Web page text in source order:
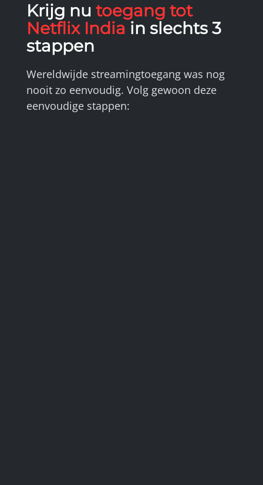
Krijg nu toegang tot
Netflix India in slechts 3
stappen
Wereldwijde streamingtoegang was nog
nooit zo eenvoudig. Volg gewoon deze
eenvoudige stappen: